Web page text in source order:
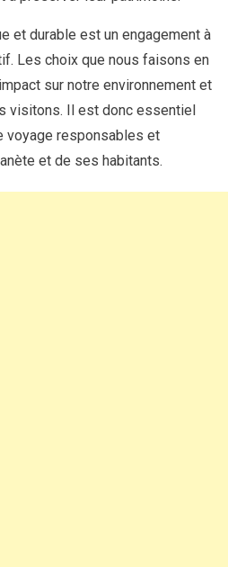
et durable est un engagement à
Les choix que nous faisons en
sur notre environnement et
visitons. Il est donc essentiel
voyage responsables et
et de ses habitants.